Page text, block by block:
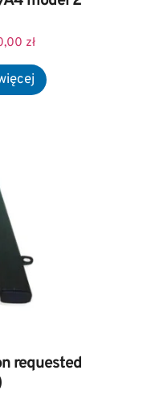
zł
requested